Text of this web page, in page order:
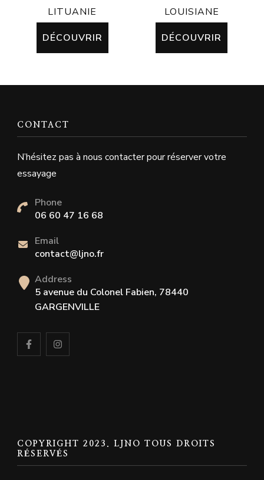
LITUANIE
DÉCOUVRIR
LOUISIANE
DÉCOUVRIR
CONTACT
N’hésitez pas à nous contacter pour réserver votre
essayage
Phone
06 60 47 16 68
Email
contact@ljno.fr
Address
5 avenue du Colonel Fabien, 78440
GARGENVILLE
COPYRIGHT 2023. LJNO TOUS DROITS
RÉSERVÉS